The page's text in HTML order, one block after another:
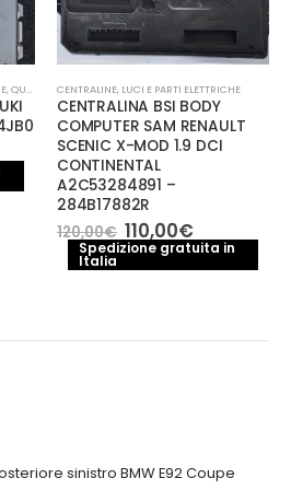
,QUADRO STRUMENTI CENTRALINE, LUCI E PARTI ELETTRICHE
CENTRALINA BSI BODY
COMPUTER SAM RENAULT
SCENIC X-MOD 1.9 DCI
CONTINENTAL
A2C53284891 –
284B17882R
120,00€ Il
prezzo
originale
110,00€Il
prezzo
attuale
Spedizione gratuita in
Italia
sinistro BMW E92 Coupe